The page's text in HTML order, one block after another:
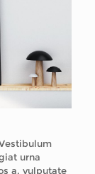
urna
a, vulputate